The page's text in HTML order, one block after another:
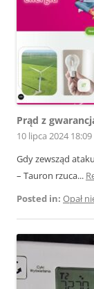
Prąd z
10 lipca 2024 18:09
Gdy zewsząd
– Tauron rzuca...
Posted in: Opał